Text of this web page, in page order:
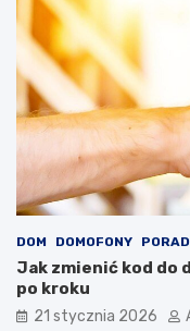
DOM DOMOFONY
Jak zmienić kod do
po kroku
21 stycznia 2026